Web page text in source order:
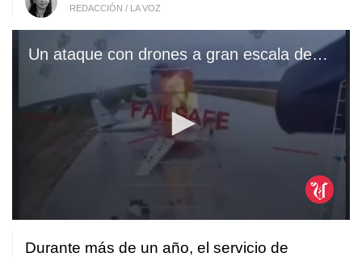
REDACCIÓN / LA VOZ
Un ataque con drones a gran escala destruye varios bombarderos rusos
Durante más de un año, el servicio de